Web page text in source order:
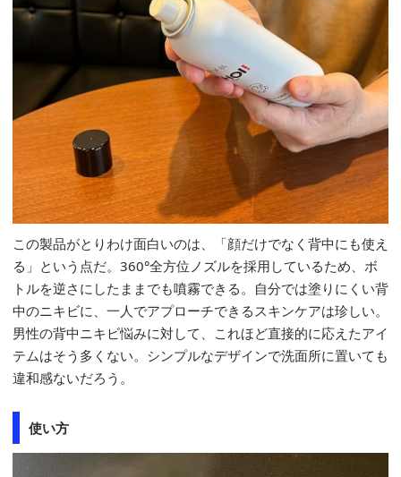
この製品がとりわけ面白いのは、「顔だけでなく背中にも使え
る」という点だ。360°全方位ノズルを採用しているため、ボ
トルを逆さにしたままでも噴霧できる。自分では塗りにくい背
中のニキビに、一人でアプローチできるスキンケアは珍しい。
男性の背中ニキビ悩みに対して、これほど直接的に応えたアイ
テムはそう多くない。シンプルなデザインで洗面所に置いても
違和感ないだろう。
使い方